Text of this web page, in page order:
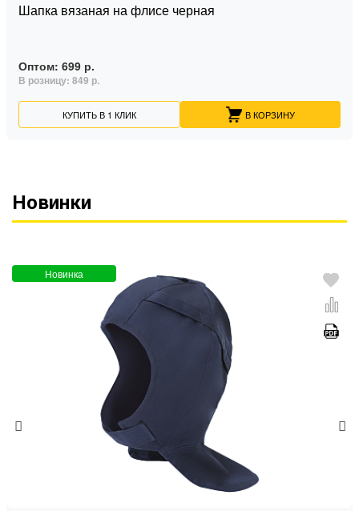
Шапка вязаная на флисе черная
Оптом: 699 р.
В розницу: 849 р.
КУПИТЬ В 1 КЛИК В КОРЗИНУ
Новинки
Новинка